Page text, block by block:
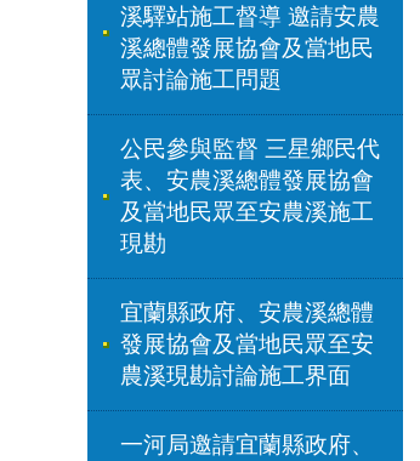
溪驛站施工督導 邀請安農
溪總體發展協會及當地民
眾討論施工問題
公民參與監督 三星鄉民代
表、安農溪總體發展協會
及當地民眾至安農溪施工
現勘
宜蘭縣政府、安農溪總體
發展協會及當地民眾至安
農溪現勘討論施工界面
一河局邀請宜蘭縣政府、